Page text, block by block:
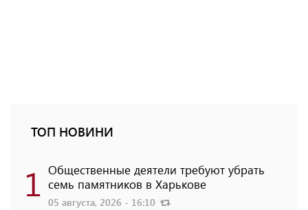
ТОП НОВИНИ
1 Общественные деятели требуют убрать
семь памятников в Харькове
05 августа, 2026 - 16:10